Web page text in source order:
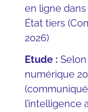
en ligne dans
État tiers
2026)
Etude :
numérique
(communiqué
l’intelligence